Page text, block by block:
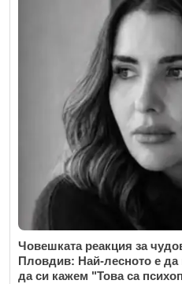
Човешката реакция за
Пловдив: Най-лесното е да
да си кажем "Това са